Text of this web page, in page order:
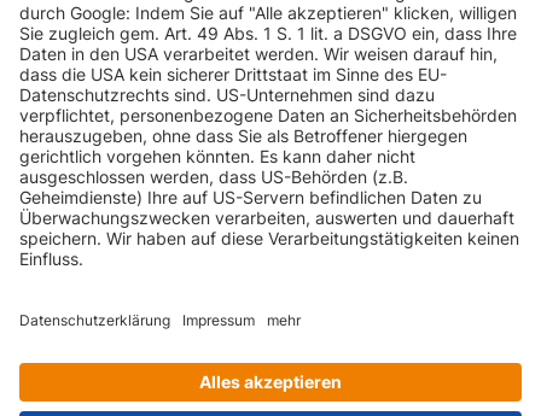
KUNDENSERVICE
INFORMATIONEN
ZAHLUNGSARTEN
KONTAKT
GEPRÜFTE QUALITÄT
VERSANDARTEN